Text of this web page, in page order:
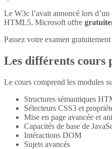
Le W3c l’avait annoncé lors
HTML5, Microsoft offre
Passez votre examen gratuitement
Les différents cours
Le cours comprend les modules
Structures sémantiques
Sélecteurs CSS3 et
Mise en page avancée et
Capacités de base de
Intéractions DOM
Sujets avancés